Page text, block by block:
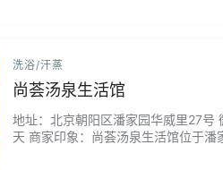
洗浴/汗蒸
尚荟汤泉生活馆
地址：北京朝阳区潘家园华威里27
天 商家印象：尚荟汤泉生活馆位于